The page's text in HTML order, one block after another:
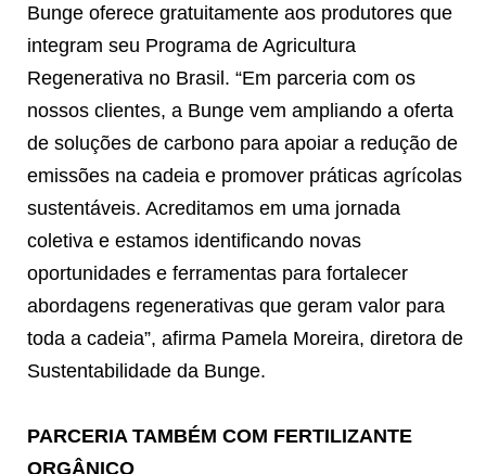
Bunge oferece gratuitamente aos produtores que
integram seu Programa de Agricultura
Regenerativa no Brasil. “Em parceria com os
nossos clientes, a Bunge vem ampliando a oferta
de soluções de carbono para apoiar a redução de
emissões na cadeia e promover práticas agrícolas
sustentáveis. Acreditamos em uma jornada
coletiva e estamos identificando novas
oportunidades e ferramentas para fortalecer
abordagens regenerativas que geram valor para
toda a cadeia”, afirma Pamela Moreira, diretora de
Sustentabilidade da Bunge.
PARCERIA TAMBÉM COM FERTILIZANTE
ORGÂNICO